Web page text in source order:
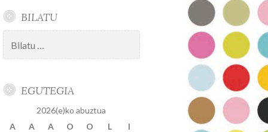
BILATU
EGUTEGIA
2026(e)ko abuztua
A
A A O O L I